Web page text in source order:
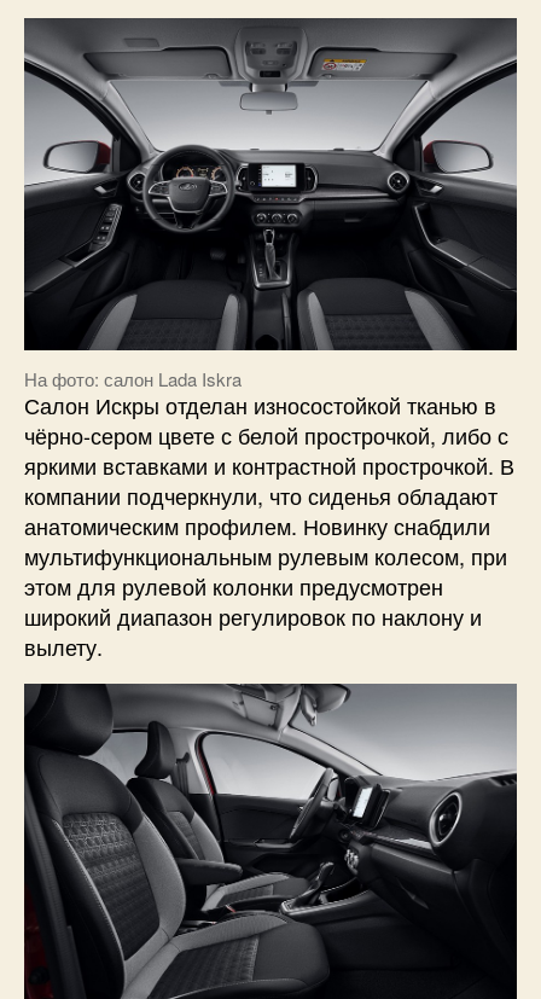
На фото: салон Lada Iskra
Салон Искры отделан износостойкой тканью в
чёрно-сером цвете с белой прострочкой, либо с
яркими вставками и контрастной прострочкой. В
компании подчеркнули, что сиденья обладают
анатомическим профилем. Новинку снабдили
мультифункциональным рулевым колесом, при
этом для рулевой колонки предусмотрен
широкий диапазон регулировок по наклону и
вылету.